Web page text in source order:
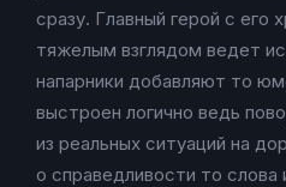
сразу. Главный герой с его
тяжелым взглядом ведет
напарники добавляют то
выстроен логично ведь
из реальных ситуаций на
о справедливости то